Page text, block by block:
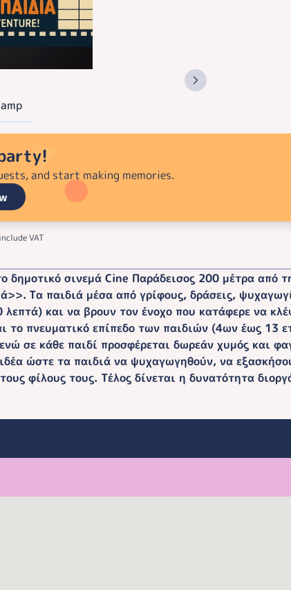
and start making memories.
VAT
σινεμά Cine Παράδεισος 200 μέτρα από
Τα παιδιά μέσα από γρίφους, δράσεις,
και να βρουν τον ένοχο που κατάφερε να
το πνευματικό επίπεδο των παιδιών (4ων έως 13
σε κάθε παιδί προσφέρεται δωρεάν χυμός και
ώστε τα παιδιά να ψυχαγωγηθούν, να
φίλους τους. Τέλος δίνεται η δυνατότητα